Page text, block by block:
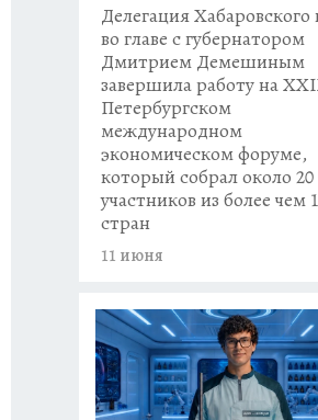
Делегация Хабаровского
во главе с губернатором
Дмитрием Демешиным
завершила работу на
Петербургском
международном
экономическом форуме,
который собрал около
участников из более чем
стран
11 июня